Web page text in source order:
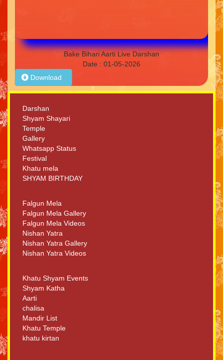
Bake Bihari Aarti Live Darshan
Date : 01-05-2026
Download
Darshan
Shyam Shayari
Temple
Gallery
Whatsapp Status
Festival
Khatu mela
SHYAM BIRTHDAY
Falgun Mela
Falgun Mela Gallery
Falgun Mela Videos
Nishan Yatra
Nishan Yatra Gallery
Nishan Yatra Videos
Khatu Shyam Events
Shyam Katha
Aarti
chalisa
Mandir List
Khatu Temple
khatu kirtan